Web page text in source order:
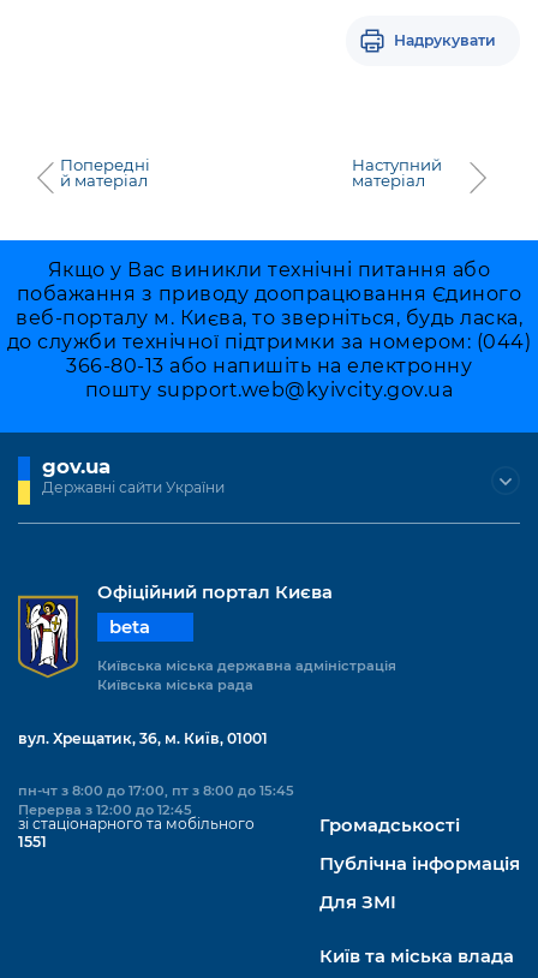
Київська міська військова адміністрація
Надрукувати
Попередні
й матеріал
Наступний
матеріал
Якщо у Вас виникли технічні питання або
побажання з приводу доопрацювання Єдиного
веб-порталу м. Києва, то зверніться, будь ласка,
до служби технічної підтримки за номером: (044)
366-80-13 або напишіть на електронну
пошту support.web@kyivcity.gov.ua
gov.ua
Державні сайти України
Офіційний портал Києва
beta
Київська міська державна адміністрація
Київська міська рада
вул. Хрещатик, 36, м. Київ, 01001
пн-чт з 8:00 до 17:00, пт з 8:00 до 15:45
Перерва з 12:00 до 12:45
зі стаціонарного та мобільного
1551
Громадськості
Публічна інформація
Для ЗМІ
Київ та міська влада